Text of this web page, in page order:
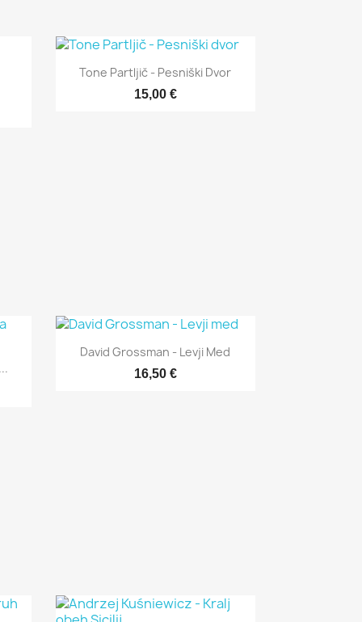
 Hitri ogled
Tone Partljič - Pesniški Dvor
15,00 €
 Hitri ogled
David Grossman - Levji Med
16,50 €